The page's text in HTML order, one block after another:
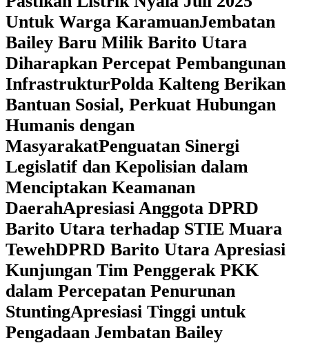
Untuk Warga KaramuanJembatan
Bailey Baru Milik Barito Utara
Diharapkan Percepat Pembangunan
InfrastrukturPolda Kalteng Berikan
Bantuan Sosial, Perkuat Hubungan
Humanis dengan
MasyarakatPenguatan Sinergi
Legislatif dan Kepolisian dalam
Menciptakan Keamanan
DaerahApresiasi Anggota DPRD
Barito Utara terhadap STIE Muara
TewehDPRD Barito Utara Apresiasi
Kunjungan Tim Penggerak PKK
dalam Percepatan Penurunan
StuntingApresiasi Tinggi untuk
Pengadaan Jembatan Bailey